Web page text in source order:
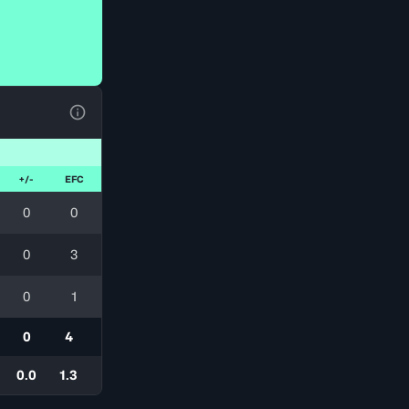
+/- EFC
0 0
0 3
0 1
0 4
0.0 1.3